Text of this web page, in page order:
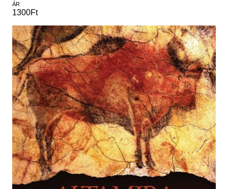
ÁR
1300Ft
Kép